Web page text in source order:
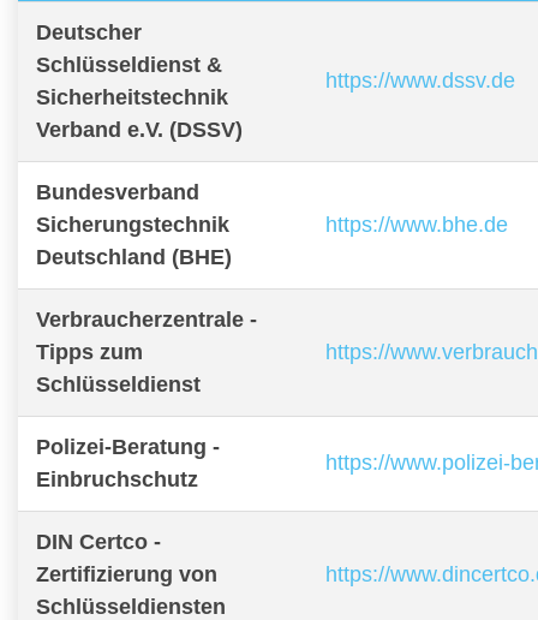
Deutscher
Schlüsseldienst &
Sicherheitstechnik
Verband e.V. (DSSV)
https://www.dssv.de
Bundesverband
Sicherungstechnik
Deutschland (BHE)
https://www.bhe.de
Verbraucherzentrale -
Tipps zum
Schlüsseldienst
https://
Polizei-Beratung -
Einbruchschutz
https://www.polizei-
DIN Certco -
Zertifizierung von
Schlüsseldiensten
https://